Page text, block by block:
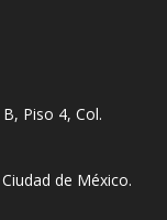
Piso 4, Col.
de México.